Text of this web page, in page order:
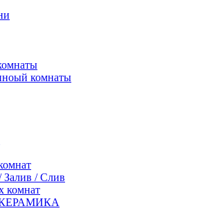
комнаты
Залив / Слив
комнат
КЕРАМИКА